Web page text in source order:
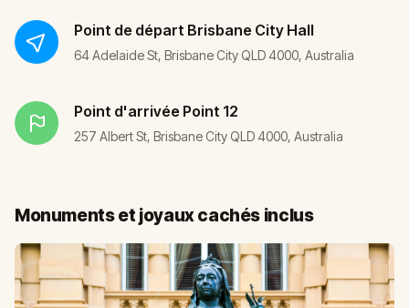
Point de départ Brisbane City Hall
64 Adelaide St, Brisbane City QLD 4000, Australia
Point d'arrivée Point 12
257 Albert St, Brisbane City QLD 4000, Australia
Monuments et joyaux cachés inclus